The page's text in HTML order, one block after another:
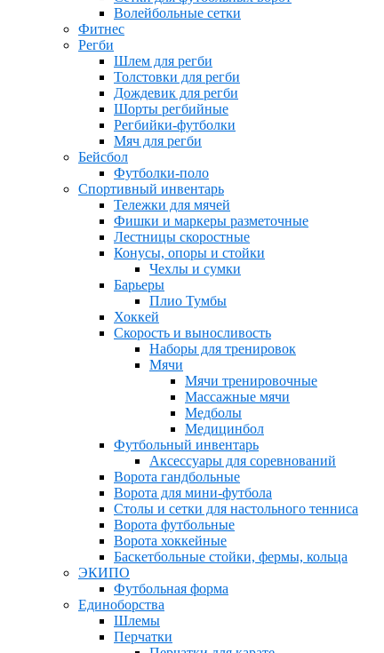
Волейбольные сетки
Фитнес
Регби
Шлем для регби
Толстовки для регби
Дождевик для регби
Шорты регбийные
Регбийки-футболки
Мяч для регби
Бейсбол
Футболки-поло
Спортивный инвентарь
Тележки для мячей
Фишки и маркеры разметочные
Лестницы скоростные
Конусы, опоры и стойки
Чехлы и сумки
Барьеры
Плио Тумбы
Хоккей
Скорость и выносливость
Наборы для тренировок
Мячи
Мячи тренировочные
Массажные мячи
Медболы
Медицинбол
Футбольный инвентарь
Аксессуары для соревнований
Ворота гандбольные
Ворота для мини-футбола
Столы и сетки для настольного тенниса
Ворота футбольные
Ворота хоккейные
Баскетбольные стойки, фермы, кольца
ЭКИПО
Футбольная форма
Единоборства
Шлемы
Перчатки